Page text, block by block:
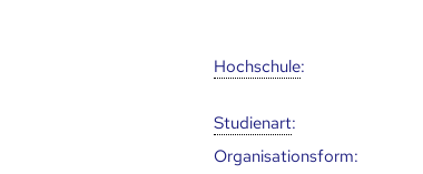
Hoch­schule:
Studienart:
Organisationsform: